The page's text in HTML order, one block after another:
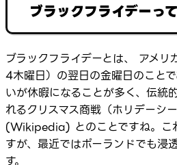
ブラックフライデーっ
ブラックフライデーとは、 アメリ
4木曜日）の翌日の金曜日のこと
いが休暇になることが多く、伝統
れるクリスマス商戦（ホリデーシ
(Wikipedia) とのことですね。こ
すが、最近ではポーランドでも浸
す。